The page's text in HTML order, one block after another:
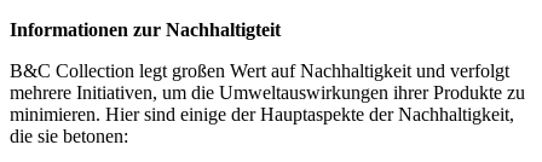
Informationen zur Nachhaltigteit
B&C Collection legt großen Wert auf Nachhaltigkeit und verfolgt
mehrere Initiativen, um die Umweltauswirkungen ihrer Produkte zu
minimieren. Hier sind einige der Hauptaspekte der Nachhaltigkeit,
die sie betonen: